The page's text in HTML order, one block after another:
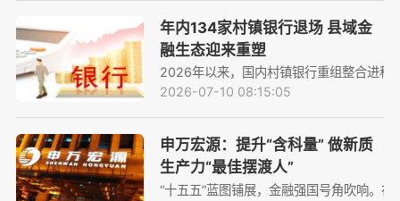
年内134家村镇银行退场 县域金
融生态迎来重塑
2026年以来，国内村镇银行重组整合进程
2026-07-10 08:15:05
申万宏源：提升“含科量” 做新质
生产力“最佳摆渡人”
“十五五”蓝图铺展，金融强国号角吹响。